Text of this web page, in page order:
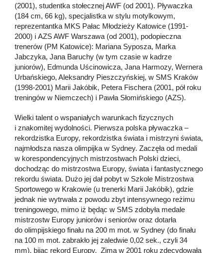
(2001), studentka stołecznej AWF (od 2001). Pływaczka
(184 cm, 66 kg), specjalistka w stylu motylkowym,
reprezentantka MKS Pałac Młodzieży Katowice (1991-
2000) i AZS AWF Warszawa (od 2001), podopieczna
trenerów (PM Katowice): Mariana Syposza, Marka
Jabczyka, Jana Baruchy (w tym czasie w kadrze
juniorów), Edmunda Uścinowicza, Jana Harmozy, Wernera
Urbańskiego, Aleksandry Pieszczyńskiej, w SMS Kraków
(1998-2001) Marii Jakóbik, Petera Fischera (2001, pół roku
treningów w Niemczech) i Pawła Słomińskiego (AZS).
Wielki talent o wspaniałych warunkach fizycznych
i znakomitej wydolności. Pierwsza polska pływaczka –
rekordzistka Europy, rekordzistka świata i mistrzyni świata,
najmłodsza nasza olimpijka w Sydney. Zaczęła od medali
w korespondencyjnych mistrzostwach Polski dzieci,
dochodząc do mistrzostwa Europy, świata i fantastycznego
rekordu świata. Dużo jej dał pobyt w Szkole Mistrzostwa
Sportowego w Krakowie (u trenerki Marii Jakóbik), gdzie
jednak nie wytrwała z powodu zbyt intensywnego reżimu
treningowego, mimo iż będąc w SMS zdobyła medale
mistrzostw Europy juniorów i seniorów oraz dotarła
do olimpijskiego finału na 200 m mot. w Sydney (do finału
na 100 m mot. zabrakło jej zaledwie 0,02 sek., czyli 34
mm), bijąc rekord Europy. Zimą w 2001 roku zdecydowała